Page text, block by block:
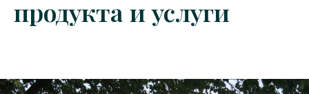
продукта и услуги